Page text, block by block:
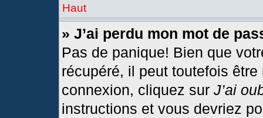
Haut
» J’ai perdu mon mot de
Pas de panique! Bien que
récupéré, il peut toutefois
connexion, cliquez sur J’ai
instructions et vous devriez